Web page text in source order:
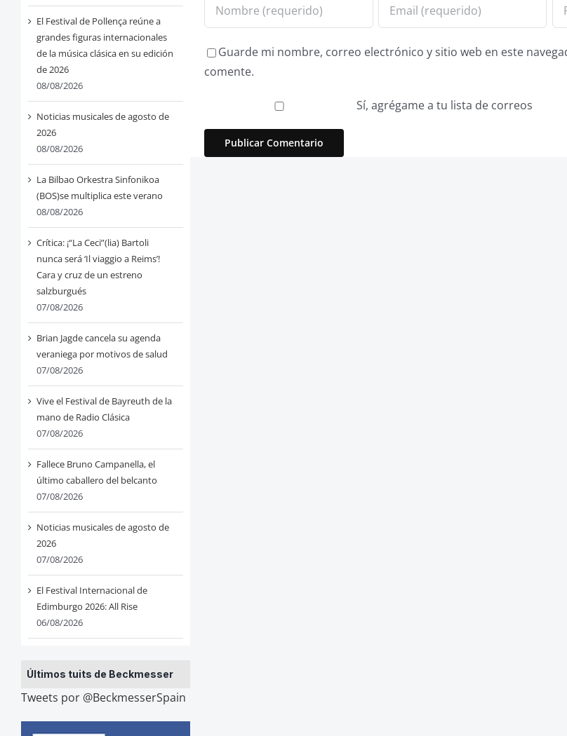
El Festival de Pollença reúne a
grandes figuras internacionales
de la música clásica en su edición
de 2026
08/08/2026
Noticias musicales de agosto de
2026
08/08/2026
La Bilbao Orkestra Sinfonikoa
(BOS)se multiplica este verano
08/08/2026
Crítica: ¡“La Ceci”(lia) Bartoli
nunca será ‘Il viaggio a Reims’!
Cara y cruz de un estreno
salzburgués
07/08/2026
Brian Jagde cancela su agenda
veraniega por motivos de salud
07/08/2026
Vive el Festival de Bayreuth de la
mano de Radio Clásica
07/08/2026
Fallece Bruno Campanella, el
último caballero del belcanto
07/08/2026
Noticias musicales de agosto de
2026
07/08/2026
El Festival Internacional de
Edimburgo 2026: All Rise
06/08/2026
Últimos tuits de Beckmesser
Tweets por @BeckmesserSpain
Guarde mi nombre, correo electrónico y sitio web en este
comente.
Sí, agrégame a tu lista de correos